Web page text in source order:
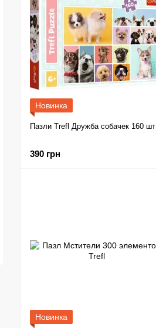
Новинка
Пазли Trefl Дружба собачек 160 шт
390 грн
Новинка